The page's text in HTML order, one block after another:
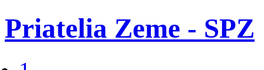
Priatelia Zeme - SPZ